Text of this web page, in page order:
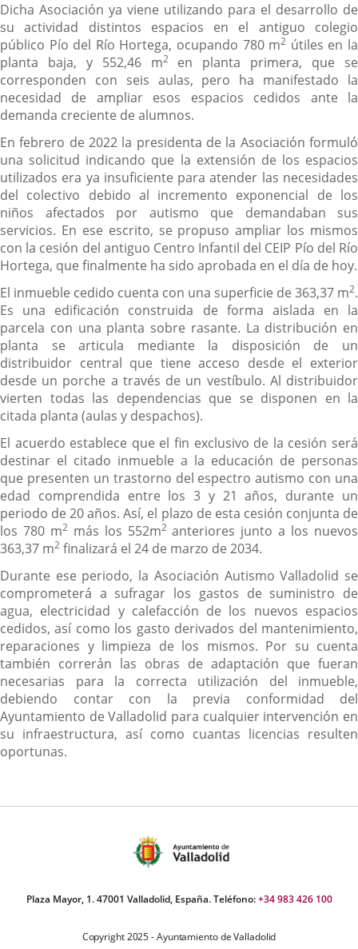
Dicha Asociación ya viene utilizando para el desarrollo de
su actividad distintos espacios en el antiguo colegio
público Pío del Río Hortega, ocupando 780 m2 útiles en la
planta baja, y 552,46 m2en planta primera, que se
corresponden con seis aulas, pero ha manifestado la
necesidad de ampliar esos espacios cedidos ante la
demanda creciente de alumnos.
En febrero de 2022 la presidenta de la Asociación formuló
una solicitud indicando que la extensión de los espacios
utilizados era ya insuficiente para atender las necesidades
del colectivo debido al incremento exponencial de los
niños afectados por autismo que demandaban sus
servicios. En ese escrito, se propuso ampliar los mismos
con la cesión del antiguo Centro Infantil del CEIP Pío del Río
Hortega, que finalmente ha sido aprobada en el día de hoy.
El inmueble cedido cuenta con una superficie de 363,37 m2.
Es una edificación construida de forma aislada en la
parcela con una planta sobre rasante. La distribución en
planta se articula mediante la disposición de un
distribuidor central que tiene acceso desde el exterior
desde un porche a través de un vestíbulo. Al distribuidor
vierten todas las dependencias que se disponen en la
citada planta (aulas y despachos).
El acuerdo establece que el fin exclusivo de la cesión será
destinar el citado inmueble a la educación de personas
que presenten un trastorno del espectro autismo con una
edad comprendida entre los 3 y 21 años, durante un
periodo de 20 años. Así, el plazo de esta cesión conjunta de
los 780 m2más los 552m2anteriores junto a los nuevos
363,37 m2 finalizará el 24 de marzo de 2034.
Durante ese periodo, la Asociación Autismo Valladolid se
comprometerá a sufragar los gastos de suministro de
agua, electricidad y calefacción de los nuevos espacios
cedidos, así como los gasto derivados del mantenimiento,
reparaciones y limpieza de los mismos. Por su cuenta
también correrán las obras de adaptación que fueran
necesarias para la correcta utilización del inmueble,
debiendo contar con la previa conformidad del
Ayuntamiento de Valladolid para cualquier intervención en
su infraestructura, así como cuantas licencias resulten
oportunas.
Plaza Mayor, 1. 47001 Valladolid, España. Teléfono:+34 983 426 100
Copyright 2025 - Ayuntamiento de Valladolid